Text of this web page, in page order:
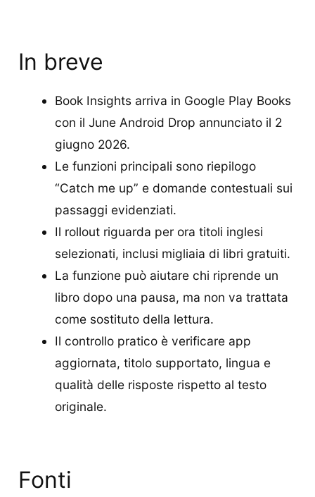
In breve
Book Insights arriva in Google Play Books
con il June Android Drop annunciato il 2
giugno 2026.
Le funzioni principali sono riepilogo
“Catch me up” e domande contestuali sui
passaggi evidenziati.
Il rollout riguarda per ora titoli inglesi
selezionati, inclusi migliaia di libri gratuiti.
La funzione può aiutare chi riprende un
libro dopo una pausa, ma non va trattata
come sostituto della lettura.
Il controllo pratico è verificare app
aggiornata, titolo supportato, lingua e
qualità delle risposte rispetto al testo
originale.
Fonti